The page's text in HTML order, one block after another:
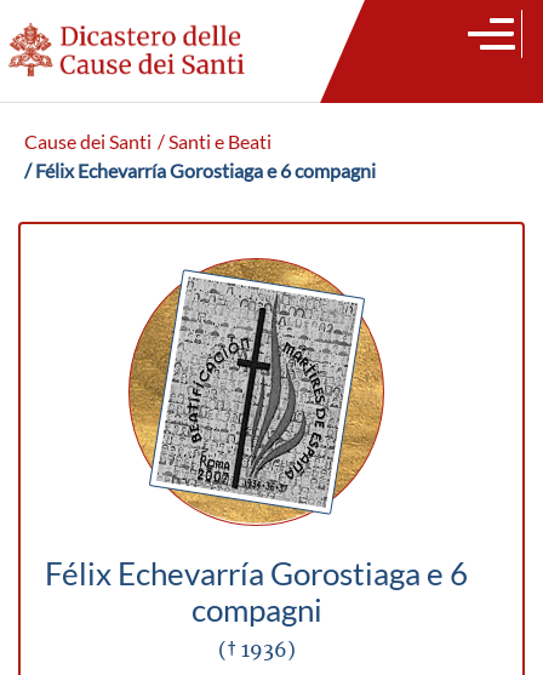
Cause dei Santi / Santi e Beati
/ Félix Echevarría Gorostiaga e 6 compagni
Félix Echevarría Gorostiaga e 6
compagni
(† 1936)